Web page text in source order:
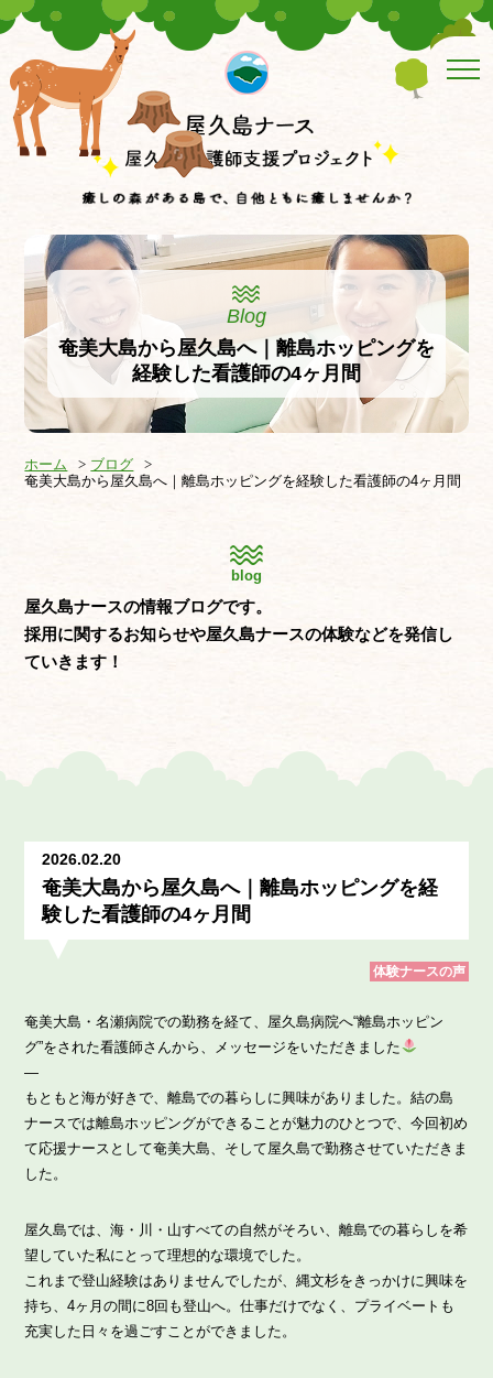
Blog
奄美大島から屋久島へ｜離島ホッピングを
経験した看護師の4ヶ月間
ホーム
ブログ
奄美大島から屋久島へ｜離島ホッピングを経験した看護師の4ヶ月間
blog
屋久島ナースの情報ブログです。
採用に関するお知らせや屋久島ナースの体験などを発信し
ていきます！
2026.02.20
奄美大島から屋久島へ｜離島ホッピングを経
験した看護師の4ヶ月間
体験ナースの声
奄美大島・名瀬病院での勤務を経て、屋久島病院へ“離島ホッピン
グ”をされた看護師さんから、メッセージをいただきました
—
もともと海が好きで、離島での暮らしに興味がありました。結の島
ナースでは離島ホッピングができることが魅力のひとつで、今回初め
て応援ナースとして奄美大島、そして屋久島で勤務させていただきま
した。
屋久島では、海・川・山すべての自然がそろい、離島での暮らしを希
望していた私にとって理想的な環境でした。
これまで登山経験はありませんでしたが、縄文杉をきっかけに興味を
持ち、4ヶ月の間に8回も登山へ。仕事だけでなく、プライベートも
充実した日々を過ごすことができました。